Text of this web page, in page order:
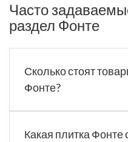
Часто
раздел Фонте
Сколько стоят
Фонте?
Какая плитка